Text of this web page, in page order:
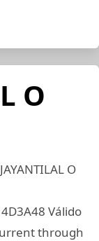
O
O
Válido
through